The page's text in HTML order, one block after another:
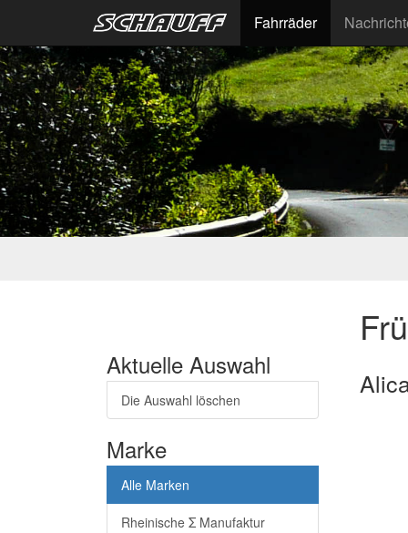
Fahrräder
Aktuelle Auswahl
Die Auswahl löschen
Marke
Alle Marken
Rheinische Σ Manufaktur